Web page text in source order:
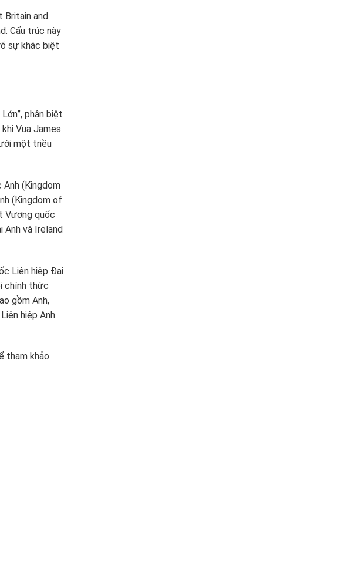
Britain and
Cấu trúc này
sự khác biệt
phân biệt
Vua James
một triều
(Kingdom
(Kingdom of
Vương quốc
Anh và Ireland
Liên hiệp Đại
chính thức
gồm Anh,
hiệp Anh
tham khảo